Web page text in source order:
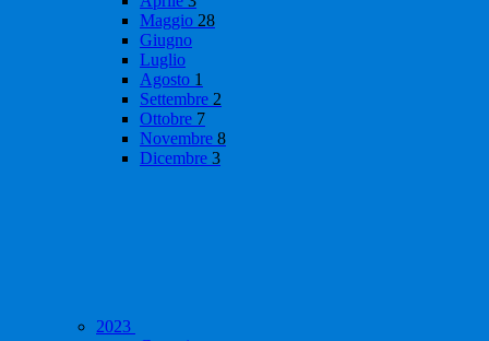
Maggio 28
Giugno
Luglio
Agosto 1
Settembre 2
Ottobre 7
Novembre 8
Dicembre 3
2023